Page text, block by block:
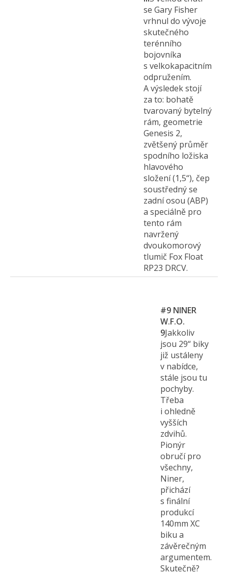
se Gary Fisher
vrhnul do vývoje
skutečného
terénního
bojovníka
s velkokapacitním
odpružením.
A výsledek stojí
za to: bohatě
tvarovaný bytelný
rám, geometrie
Genesis 2,
zvětšený průměr
spodního ložiska
hlavového
složení (1,5“), čep
soustředný se
zadní osou (ABP)
a speciálně pro
tento rám
navržený
dvoukomorový
tlumič Fox Float
RP23 DRCV.
#9 NINER
W.F.O.
9Jakkoliv
jsou 29“ biky
již ustáleny
v nabídce,
stále jsou tu
pochyby.
Třeba
i ohledně
vyšších
zdvihů.
Pionýr
obručí pro
všechny,
Niner,
přichází
s finální
produkcí
140mm XC
biku a
závěrečným
argumentem.
Skutečně?